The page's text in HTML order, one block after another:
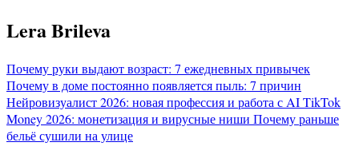
Перейти
к
Lera Brileva
Почему руки выдают возраст: 7 ежедневных привычек
Почему в доме постоянно появляется пыль: 7 причин
Нейровизуалист 2026: новая профессия и работа с AITikTok
Money 2026: монетизация и вирусные ниши Почему раньше
бельё сушили на улице